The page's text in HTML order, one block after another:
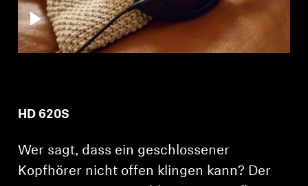
HD 620S
Wer sagt, dass ein geschlossener
Kopfhörer nicht offen klingen kann? Der